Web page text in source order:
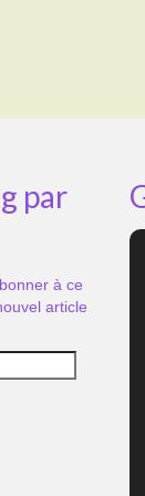
par
à ce
article